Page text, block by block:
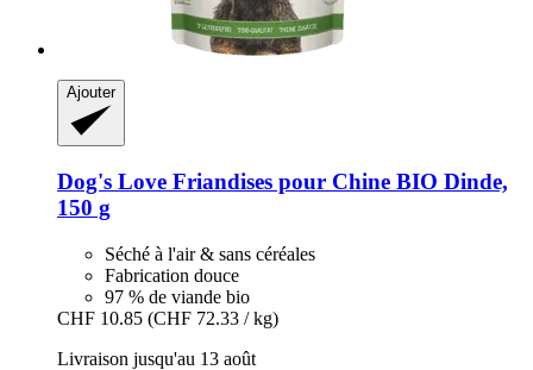
Ajouter
Dog's Love Friandises pour Chine BIO Dinde,
150 g
Séché à l'air & sans céréales
Fabrication douce
97 % de viande bio
CHF 10.85 (CHF 72.33 / kg)
Livraison jusqu'au 13 août